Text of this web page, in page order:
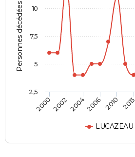
Personnes décédées
LUCAZEAU
2000200220042006 2010 2013
2,5
5
7,5
10